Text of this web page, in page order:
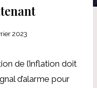
2023
de l’inflation doit
d’alarme pour